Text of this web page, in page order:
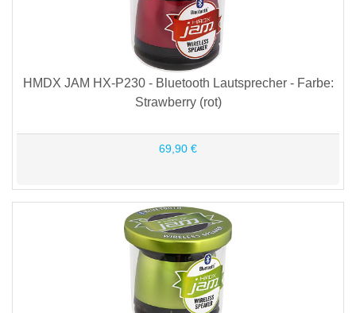
HMDX JAM HX-P230 - Bluetooth Lautsprecher - Farbe:
Strawberry (rot)
69,90 €